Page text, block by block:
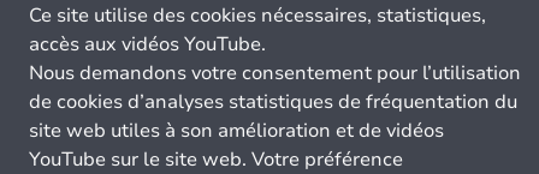
Ce site utilise des cookies nécessaires, statistiques,
accès aux vidéos YouTube.
Nous demandons votre consentement pour l’utilisation
de cookies d’analyses statistiques de fréquentation du
site web utiles à son amélioration et de vidéos
YouTube sur le site web. Votre préférence